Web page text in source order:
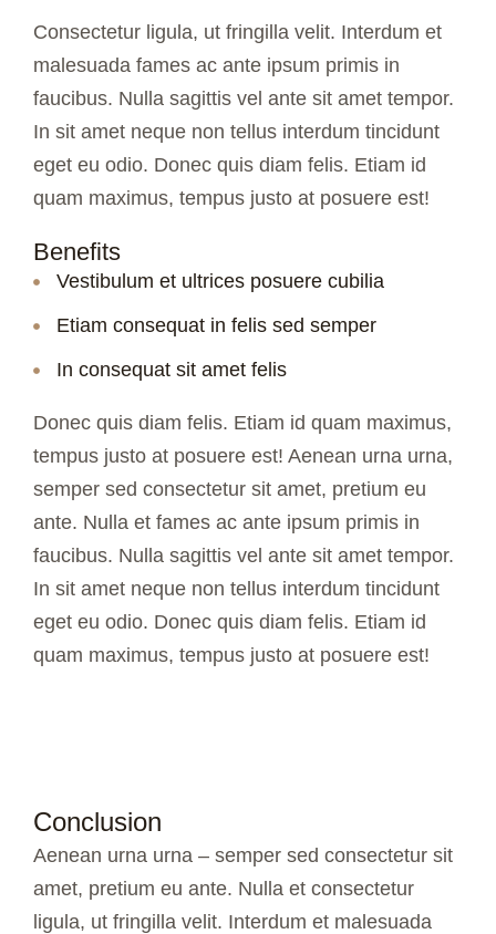
Consectetur ligula, ut fringilla velit. Interdum et
malesuada fames ac ante ipsum primis in
faucibus. Nulla sagittis vel ante sit amet tempor.
In sit amet neque non tellus interdum tincidunt
eget eu odio. Donec quis diam felis. Etiam id
quam maximus, tempus justo at posuere est!
Benefits
Vestibulum et ultrices posuere cubilia
Etiam consequat in felis sed semper
In consequat sit amet felis
Donec quis diam felis. Etiam id quam maximus,
tempus justo at posuere est! Aenean urna urna,
semper sed consectetur sit amet, pretium eu
ante. Nulla et fames ac ante ipsum primis in
faucibus. Nulla sagittis vel ante sit amet tempor.
In sit amet neque non tellus interdum tincidunt
eget eu odio. Donec quis diam felis. Etiam id
quam maximus, tempus justo at posuere est!
Conclusion
Aenean urna urna – semper sed consectetur sit
amet, pretium eu ante. Nulla et consectetur
ligula, ut fringilla velit. Interdum et malesuada